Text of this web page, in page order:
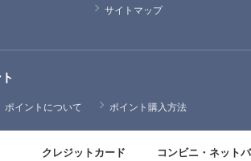
サイトマップ
ポイントについて ポイント購入方法
クレジットカード コンビニ・ネット